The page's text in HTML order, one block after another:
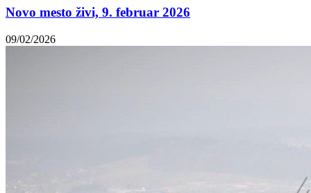
Novo mesto živi, 9. februar 2026
09/02/2026